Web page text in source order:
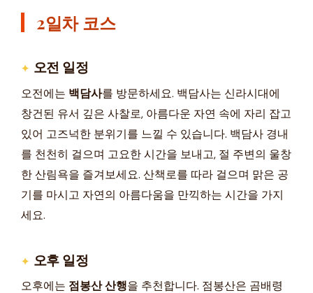
2일차 코스
오전 일정
오전에는 백담사를 방문하세요. 백담사는 신라시대에
창건된 유서 깊은 사찰로, 아름다운 자연 속에 자리 잡고
있어 고즈넉한 분위기를 느낄 수 있습니다. 백담사 경내
를 천천히 걸으며 고요한 시간을 보내고, 절 주변의 울창
한 산림욕을 즐겨보세요. 산책로를 따라 걸으며 맑은 공
기를 마시고 자연의 아름다움을 만끽하는 시간을 가지
세요.
오후 일정
오후에는 점봉산 산행을 추천합니다. 점봉산은 곰배령